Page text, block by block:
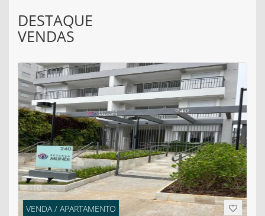
DESTAQUE
VENDAS
VENDA / APARTAMENTO